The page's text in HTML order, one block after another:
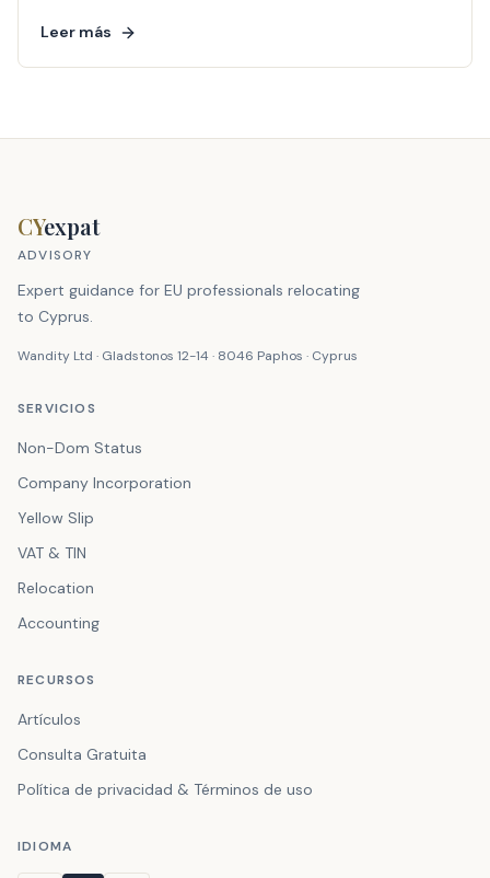
Leer más
CYexpat
ADVISORY
Expert guidance for EU professionals relocating
to Cyprus.
Wandity Ltd · Gladstonos 12-14 · 8046 Paphos · Cyprus
SERVICIOS
Non-Dom Status
Company Incorporation
Yellow Slip
VAT & TIN
Relocation
Accounting
RECURSOS
Artículos
Consulta Gratuita
Política de privacidad & Términos de uso
IDIOMA